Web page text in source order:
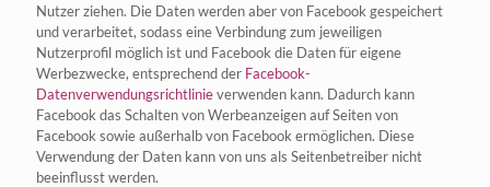
Nutzer ziehen. Die Daten werden aber von Facebook gespeichert
und verarbeitet, sodass eine Verbindung zum jeweiligen
Nutzerprofil möglich ist und Facebook die Daten für eigene
Werbezwecke, entsprechend der Facebook-
Datenverwendungsrichtlinieverwenden kann. Dadurch kann
Facebook das Schalten von Werbeanzeigen auf Seiten von
Facebook sowie außerhalb von Facebook ermöglichen. Diese
Verwendung der Daten kann von uns als Seitenbetreiber nicht
beeinflusst werden.